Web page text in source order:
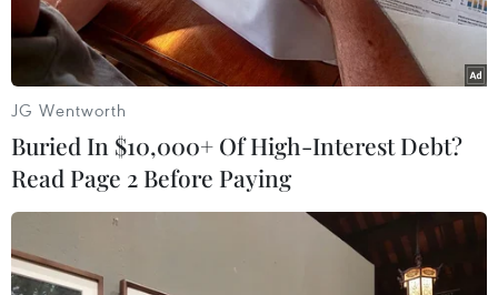
...sau pha dứt điểm có phần táo bạo của Kimmich ở phút thứ
JG Wentworth
Buried In $10,000+ Of High-Interest Debt?
Read Page 2 Before Paying